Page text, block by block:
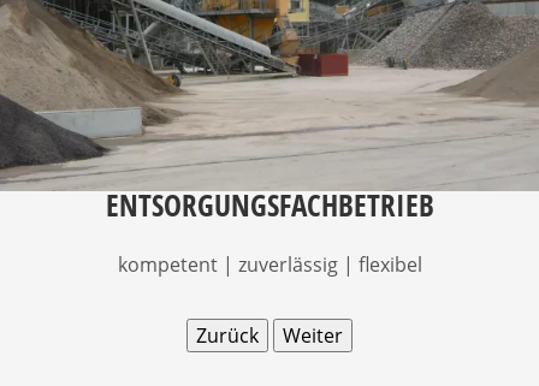
ENTSORGUNGSFACHBETRIEB
kompetent | zuverlässig | flexibel
Zurück Weiter